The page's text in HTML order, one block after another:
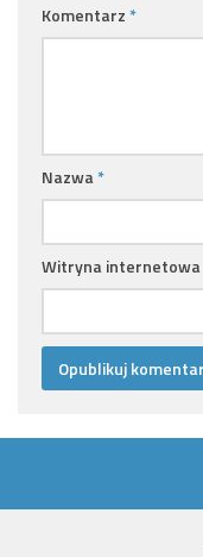
Komentarz *
Nazwa *
Witryna internetowa